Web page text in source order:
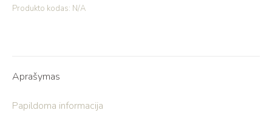
Produkto kodas: N/A
Aprašymas
Papildoma informacija